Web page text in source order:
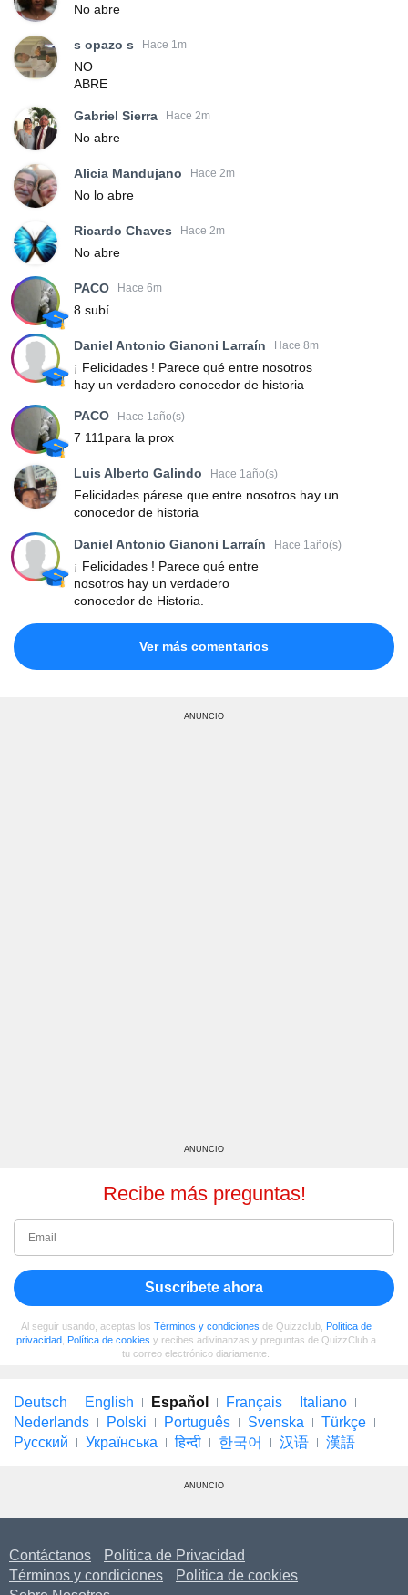
No abre
s opazo s Hace 1m
NO
ABRE
Gabriel Sierra Hace 2m
No abre
Alicia Mandujano Hace 2m
No lo abre
Ricardo Chaves Hace 2m
No abre
PACO Hace 6m
8 subí
Daniel Antonio Gianoni Larraín Hace 8m
¡ Felicidades ! Parece qué entre nosotros
hay un verdadero conocedor de historia
PACO Hace 1año(s)
7 111para la prox
Luis Alberto Galindo Hace 1año(s)
Felicidades párese que entre nosotros hay un
conocedor de historia
Daniel Antonio Gianoni Larraín Hace 1año(s)
¡ Felicidades ! Parece qué entre
nosotros hay un verdadero
conocedor de Historia.
Ver más comentarios
ANUNCIO
ANUNCIO
Recibe más preguntas!
Suscríbete ahora
Al seguir usando, aceptas los Términos y condiciones de Quizzclub, Política de
privacidad, Política de cookies y recibes adivinanzas y preguntas de QuizzClub a
tu correo electrónico diariamente.
Deutsch English Español Français
Italiano
Nederlands
Polski Português Svenska
Türkçe
Русский
Українська हिन्दी 한국어 汉语 漢語
ANUNCIO
Contáctanos
Política de Privacidad
Términos y condiciones
Política de cookies